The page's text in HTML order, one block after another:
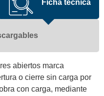
Ficha técnica
abiertos marca
o cierre sin carga por
con carga, mediante